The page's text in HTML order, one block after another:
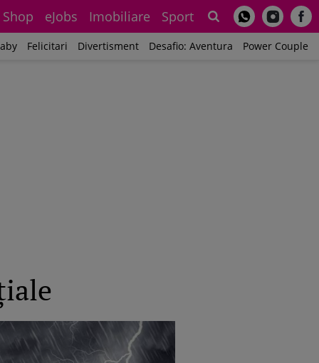
Shop eJobs Imobiliare Sport
Felicitari Divertisment Desafio: Aventura Power Couple